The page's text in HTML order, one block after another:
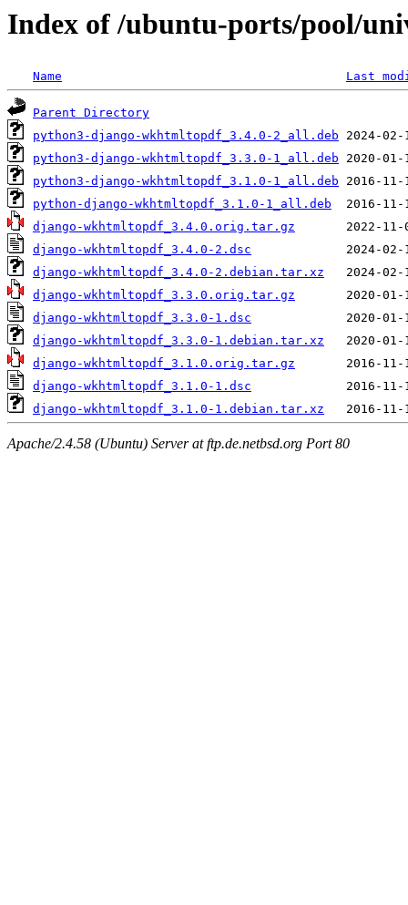
Index of /ubuntu-ports/pool/
Name Last
Parent Directory
python3-django-wkhtmltopdf_3.4.0-2_all.deb
python3-django-wkhtmltopdf_3.3.0-1_all.deb
python3-django-wkhtmltopdf_3.1.0-1_all.deb
python-django-wkhtmltopdf_3.1.0-1_all.deb
django-wkhtmltopdf_3.4.0.orig.tar.gz
django-wkhtmltopdf_3.4.0-2.dsc
django-wkhtmltopdf_3.4.0-2.debian.tar.xz
django-wkhtmltopdf_3.3.0.orig.tar.gz
django-wkhtmltopdf_3.3.0-1.dsc
django-wkhtmltopdf_3.3.0-1.debian.tar.xz
django-wkhtmltopdf_3.1.0.orig.tar.gz
django-wkhtmltopdf_3.1.0-1.dsc
django-wkhtmltopdf_3.1.0-1.debian.tar.xz
Apache/2.4.58 (Ubuntu) Server at ftp.de.netbsd.org Port 80